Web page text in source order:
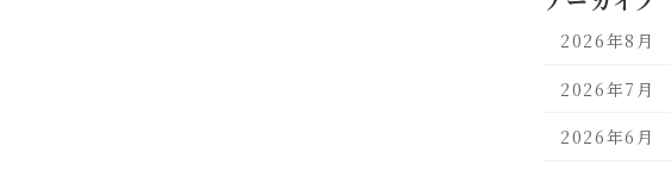
2026年8月
2026年7月
2026年6月